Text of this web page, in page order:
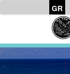
GR